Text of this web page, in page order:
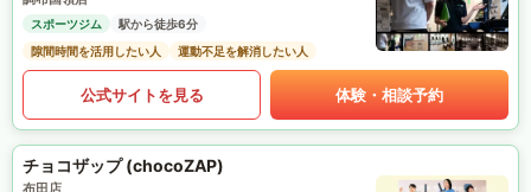
スポーツジム
駅から徒歩6分
隙間時間を活用したい人
運動不足を解消したい人
公式サイトを見る 体験・相談予約
チョコザップ (chocoZAP)